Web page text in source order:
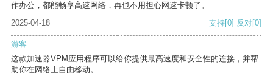
作办公，都能畅享高速网络，再也不用担心网速卡顿了。
2025-04-18
支持[0] 反对[0]
游客
这款加速器VPM应用程序可以给你提供最高速度和安全性的连接，并帮
助你在网络上自由移动。